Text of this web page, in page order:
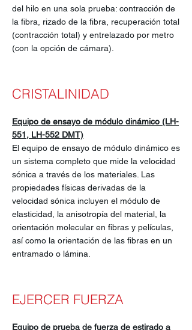
del hilo en una sola prueba: contracción de
la fibra, rizado de la fibra, recuperación total
(contracción total) y entrelazado por metro
(con la opción de cámara).
CRISTALINIDAD
Equipo de ensayo de módulo dinámico (LH-
551, LH-552 DMT)
El equipo de ensayo de módulo dinámico es
un sistema completo que mide la velocidad
sónica a través de los materiales. Las
propiedades físicas derivadas de la
velocidad sónica incluyen el módulo de
elasticidad, la anisotropía del material, la
orientación molecular en fibras y películas,
así como la orientación de las fibras en un
entramado o lámina.
EJERCER FUERZA
Equipo de prueba de fuerza de estirado a